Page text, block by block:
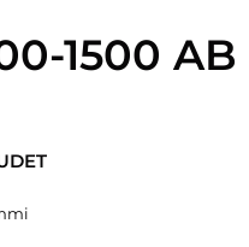
1500 AB